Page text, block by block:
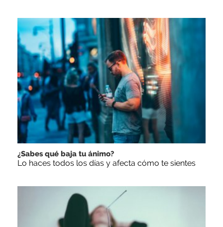
¿Sabes qué baja tu ánimo?
Lo haces todos los días y afecta cómo te sientes